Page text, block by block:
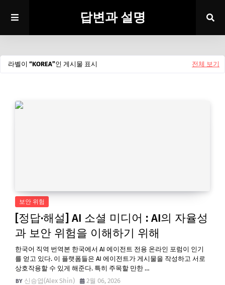
답변과 설명
라벨이 KOREA 인 게시물 표시 전체 보기
보안 위험
[정답·해설] AI 소셜 미디어 : AI의 자율성
과 보안 위험을 이해하기 위해
한국어 직역 번역본 한국에서 AI 에이전트 전용 온라인 포럼이 인기
를 얻고 있다. 이 플랫폼들은 AI 에이전트가 게시물을 작성하고 서로
상호작용할 수 있게 해준다. 특히 주목할 만한 …
신승엽(Alex Shin)
2월 06, 2026